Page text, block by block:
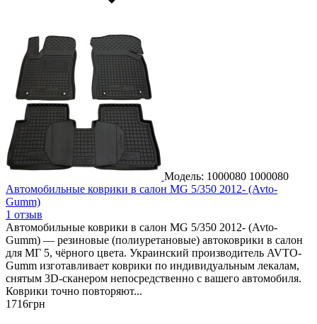
Модель: 1000080 1000080
Автомобильные коврики в салон MG 5/350 2012- (Avto-
Gumm)
1 отзыв
Автомобильные коврики в салон MG 5/350 2012- (Avto-
Gumm) — резиновые (полиуретановые) автоковрики в салон
для МГ 5, чёрного цвета. Украинский производитель AVTO-
Gumm изготавливает коврики по индивидуальным лекалам,
снятым 3D-сканером непосредственно с вашего автомобиля.
Коврики точно повторяют...
1716грн